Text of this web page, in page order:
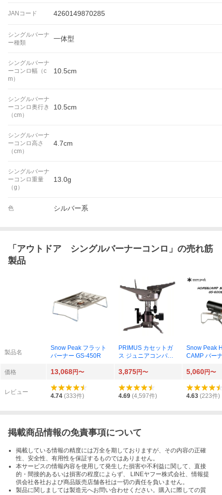
JANコード 4260149870285
シングルバーナ
ー種類
一体型
シングルバーナ
ーコンロ幅（c
m）
10.5cm
シングルバーナ
ーコンロ奥行き
（cm）
10.5cm
シングルバーナ
ーコンロ高さ
（cm）
4.7cm
シングルバーナ
ーコンロ重量
（g）
13.0g
色 シルバー系
「 アウトドア シングルバーナーコンロ 」の売れ筋
製品
製品名
Snow Peak フラット
バーナー GS-450R
PRIMUS カセットガ
ス ジュニアコンパク
Snow Peak
CAMP バー
価格
13,068円〜 3,875円〜 5,060円〜
レビュー
4.74 (333件) 4.69 (4,597件) 4.63 (223件)
掲載商品情報の免責事項について
掲載している情報の精度には万全を期しておりますが、その内容の正確
性、安全性、有用性を保証するものではありません。
本サービスの情報内容を使用して発生した損害や不利益に関して、直接
的・間接的あるいは損害の程度によらず、 LINEヤフー株式会社、情報提
供会社各社および商品販売店舗各社は一切の責任を負いません。
製品に関しましては製造元へお問い合わせください。購入に際しての質